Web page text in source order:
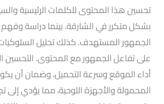
تحسين هذا المحتوى للكلمات الرئيسية
بشكل متكرر في الشارقة. بينما دراسة
الجمهور المستهدف. كذلك تحليل السلوكيات
على تفاعل الجمهور مع المحتوى. التحسين
أداء الموقع وسرعة التحميل، وضمان أن
المحمولة والأجهزة اللوحية، مما يؤدي